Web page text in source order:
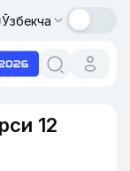
Ўзбекча
12